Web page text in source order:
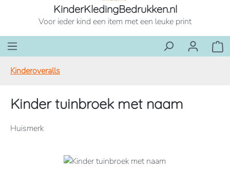
KinderKledingBedrukken.nl
Voor ieder kind een item met een leuke print
Kinderoveralls
Kinder tuinbroek met naam
Huismerk
Afbeeldingengalerij overslaan